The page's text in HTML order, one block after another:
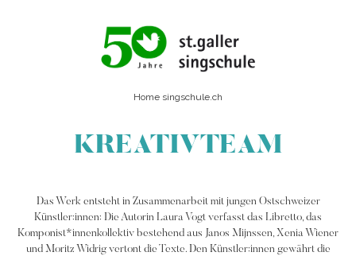
Home singschule.ch
KREATIVTEAM
Das Werk entsteht in Zusammenarbeit mit jungen Ostschweizer
Künstler:innen: Die Autorin Laura Vogt verfasst das Libretto, das
Komponist*innenkollektiv bestehend aus Janos Mijnssen, Xenia Wiener
und Moritz Widrig vertont die Texte. Den Künstler:innen gewährt die